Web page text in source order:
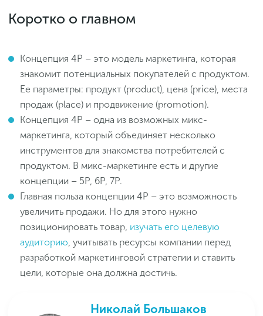
Коротко о главном
Концепция 4P – это модель маркетинга, которая
знакомит потенциальных покупателей с продуктом.
Ее параметры: продукт (product), цена (price), места
продаж (place) и продвижение (promotion).
Концепция 4P – одна из возможных микс-
маркетинга, который объединяет несколько
инструментов для знакомства потребителей с
продуктом. В микс-маркетинге есть и другие
концепции – 5P, 6P, 7P.
Главная польза концепции 4P – это возможность
увеличить продажи. Но для этого нужно
позиционировать товар, изучать его целевую
аудиторию , учитывать ресурсы компании перед
разработкой маркетинговой стратегии и ставить
цели, которые она должна достичь.
Николай Большаков